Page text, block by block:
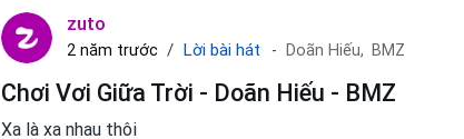
zuto
2 năm trước Lời bài hát Doãn Hiếu, BMZ
Chơi Vơi Giữa Trời - Doãn Hiếu - BMZ
Xa là xa nhau thôi